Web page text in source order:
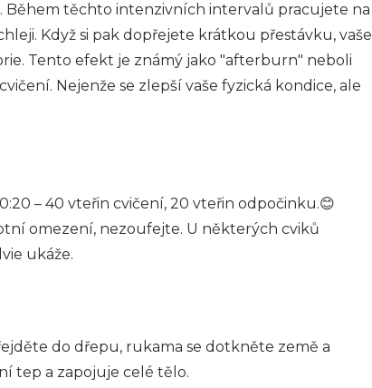
Během těchto intenzivních intervalů pracujete na
Když si pak dopřejete krátkou přestávku, vaše
Tento efekt je známý jako "afterburn" neboli
Nejenže se zlepší vaše fyzická kondice, ale
– 40 vteřin cvičení, 20 vteřin odpočinku.😊
omezení, nezoufejte. U některých cviků
ukáže.
do dřepu, rukama se dotkněte země a
tep a zapojuje celé tělo.